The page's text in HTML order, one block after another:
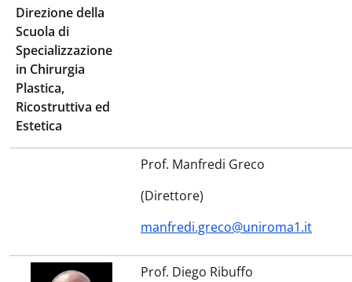
Direzione della
Scuola di
Specializzazione
in Chirurgia
Plastica,
Ricostruttiva ed
Estetica
Prof. Manfredi Greco
(Direttore)
manfredi.greco@uniroma1.it
Prof. Diego Ribuffo